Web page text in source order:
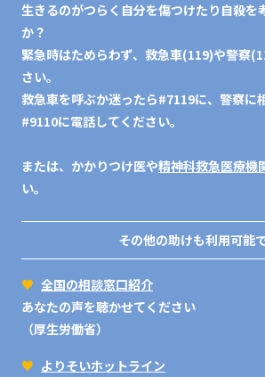
生きるのがつらく自分を傷つけたり自殺を
か？
緊急時はためらわず、救急車(119)や警察
さい。
救急車を呼ぶか迷ったら#7119に、警察に
#9110に電話してください。
または、かかりつけ医や精神科救急医療機
い。
その他の助けも利用可能
♥ 全国の相談窓口紹介
あなたの声を聴かせてください
（厚生労働省）
♥ よりそいホットライン